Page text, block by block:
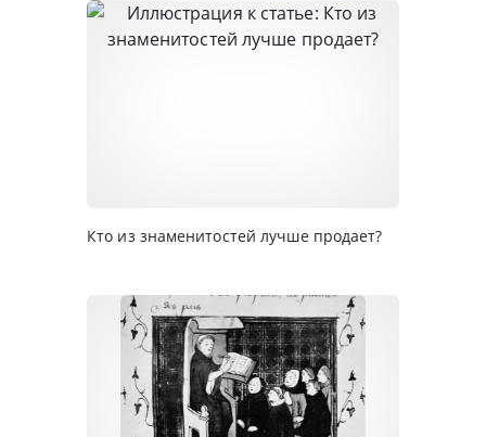
Кто из знаменитостей лучше продает?